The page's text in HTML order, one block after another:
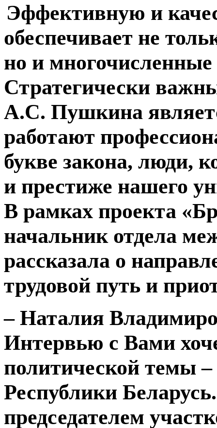
Эффективную и
обеспечивает не
но и многочисленные
Стратегически
А.С. Пушкина
работают
букве закона, люди,
и престиже нашего
В рамках проекта
начальник отдела
рассказала о
трудовой путь и
– Наталия
Интервью с Вами
политической темы
Республики
председателем